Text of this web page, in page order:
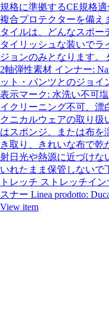
規格に準拠するCE規格
複合プロテクターを備え
タイルは、どんなスポー
タイリッシュな装いでラ
ジョンのみとなります。
2軸弾性素材 インナー:
ット・パンツとのジョイ
表示マーク: 水洗い不可
イクリーニング不可、漂
クニカルウェアの取り扱
はスポンジ、または布を
き取り、きれいな布で乾
射日光や熱源に近づけな
いれたまま保管しないで
トレッチ ストレッチイ
スナー Linea prodotto:
View item